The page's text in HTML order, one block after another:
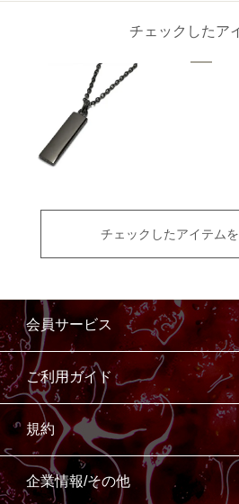
チェックしたア
チェックしたアイテム
会員サービス
ご利用ガイド
規約
企業情報/その他